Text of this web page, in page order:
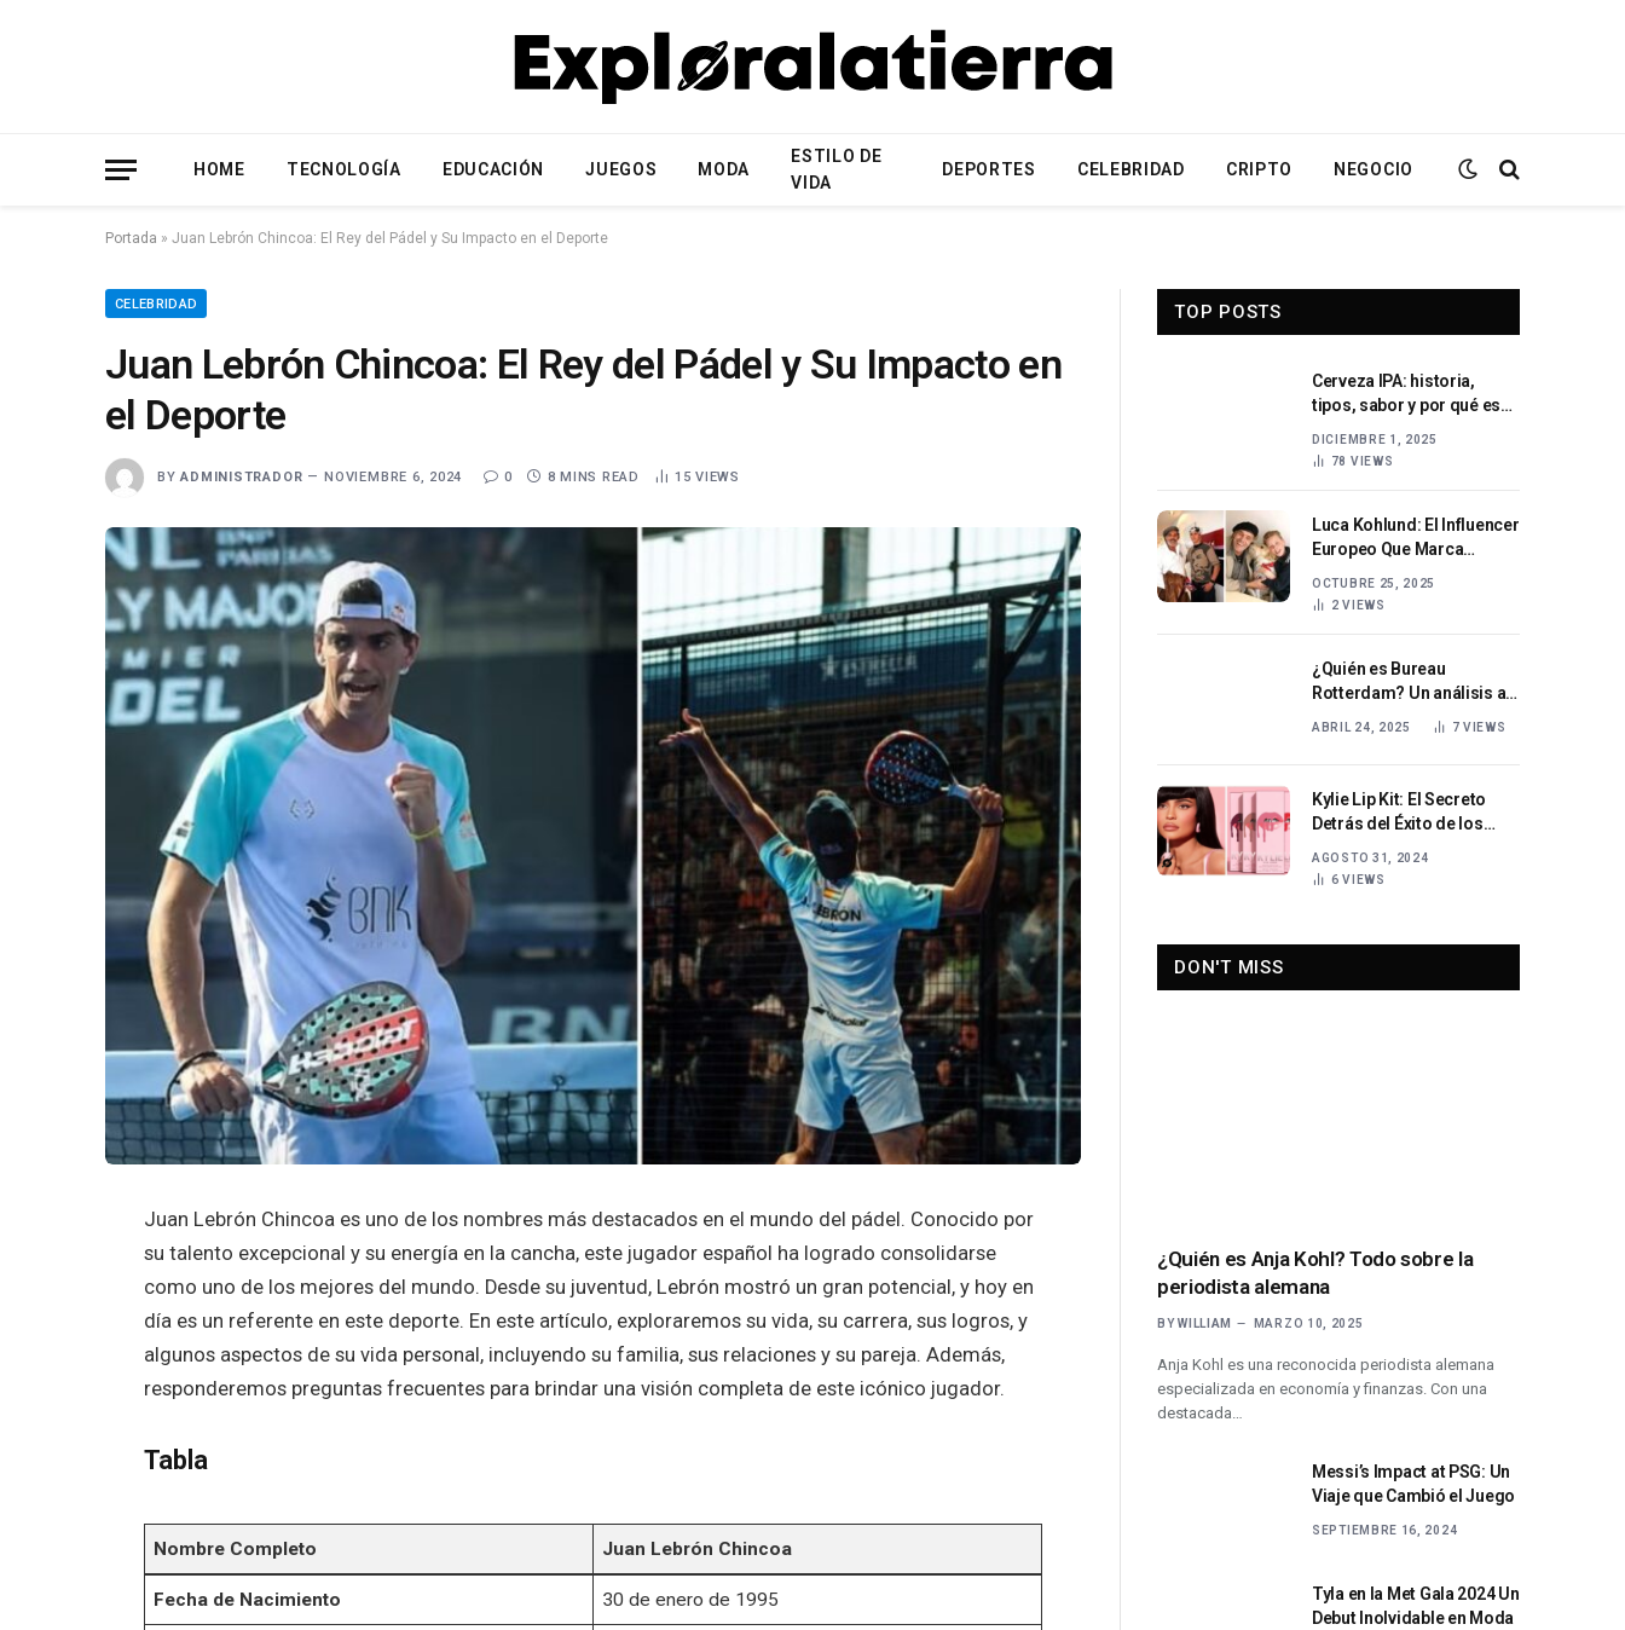
HOME TECNOLOGÍA EDUCACIÓN JUEGOS MODA
ESTILO DE
VIDA
DEPORTES CELEBRIDAD CRIPTO NEGOCIO
Portada » Juan Lebrón Chincoa: El Rey del Pádel y Su Impacto en el Deporte
CELEBRIDAD
Juan Lebrón Chincoa: El Rey del Pádel y Su Impacto en
el Deporte
BY ADMINISTRADOR NOVIEMBRE 6, 2024 0 8 MINS READ 15VIEWS
Juan Lebrón Chincoa es uno de los nombres más destacados en el mundo del pádel. Conocido por
su talento excepcional y su energía en la cancha, este jugador español ha logrado consolidarse
como uno de los mejores del mundo. Desde su juventud, Lebrón mostró un gran potencial, y hoy en
día es un referente en este deporte. En este artículo, exploraremos su vida, su carrera, sus logros, y
algunos aspectos de su vida personal, incluyendo su familia, sus relaciones y su pareja. Además,
responderemos preguntas frecuentes para brindar una visión completa de este icónico jugador.
Tabla
Nombre Completo Juan Lebrón Chincoa
Fecha de Nacimiento 30 de enero de 1995
TOP POSTS
Cerveza IPA: historia,
tipos, sabor y por qué es
DICIEMBRE 1, 2025
78 VIEWS
Luca Kohlund: El Influencer
Europeo Que Marca
OCTUBRE 25, 2025
2VIEWS
¿Quién es Bureau
Rotterdam? Un análisis a
fondo del programa de
ABRIL 24, 2025 7 VIEWS
Kylie Lip Kit: El Secreto
Detrás del Éxito de los
AGOSTO 31, 2024
6VIEWS
DON'T MISS
¿Quién es Anja Kohl? Todo sobre la
periodista alemana
BY WILLIAM MARZO 10, 2025
Anja Kohl es una reconocida periodista alemana
especializada en economía y finanzas. Con una
destacada…
Messi’s Impact at PSG: Un
Viaje que Cambió el Juego
SEPTIEMBRE 16, 2024
Tyla en la Met Gala 2024 Un
Debut Inolvidable en Moda